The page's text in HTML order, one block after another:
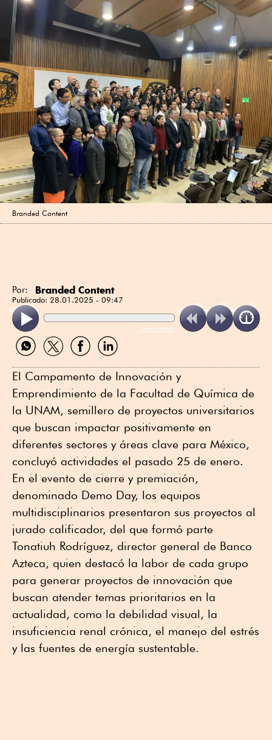
Branded Content
Por: Branded Content
Publicado: 28.01.2025 - 09:47
ReadSpeaker
Compartir
por
Compartir
por
Compartir
por
Compartir
por
El Campamento de Innovación y
Emprendimiento de la Facultad de Química de
la UNAM, semillero de proyectos universitarios
que buscan impactar positivamente en
diferentes sectores y áreas clave para México,
concluyó actividades el pasado 25 de enero.
En el evento de cierre y premiación,
denominado Demo Day, los equipos
multidisciplinarios presentaron sus proyectos al
jurado calificador, del que formó parte
Tonatiuh Rodríguez, director general de Banco
Azteca, quien destacó la labor de cada grupo
para generar proyectos de innovación que
buscan atender temas prioritarios en la
actualidad, como la debilidad visual, la
insuficiencia renal crónica, el manejo del estrés
y las fuentes de energía sustentable.